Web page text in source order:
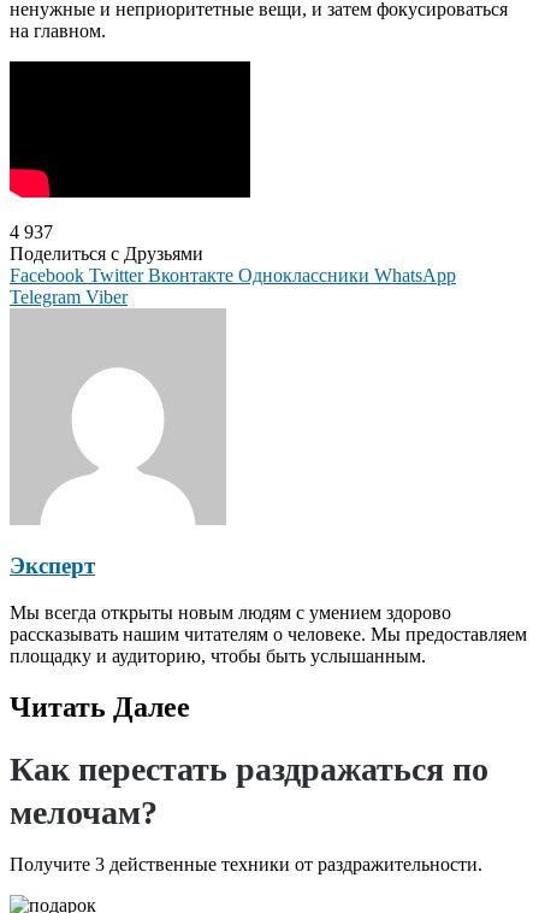
ненужные и неприоритетные вещи, и затем фокусироваться
на главном.
4 937
Поделиться с Друзьями
Facebook Twitter Вконтакте Одноклассники WhatsApp
Telegram Viber
Эксперт
Мы всегда открыты новым людям с умением здорово
рассказывать нашим читателям о человеке. Мы предоставляем
площадку и аудиторию, чтобы быть услышанным.
Читать Далее
Как перестать раздражаться по
мелочам?
Получите 3 действенные техники от раздражительности.